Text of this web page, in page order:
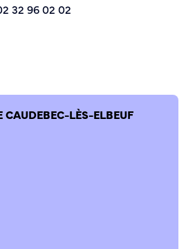
32 96 02 02
CAUDEBEC-LÈS-ELBEUF